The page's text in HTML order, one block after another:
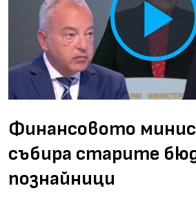
Финансовото
събира старите
познайници